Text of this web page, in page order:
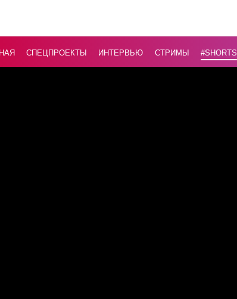
СПЕЦПРОЕКТЫ ИНТЕРВЬЮ СТРИМЫ #Shorts